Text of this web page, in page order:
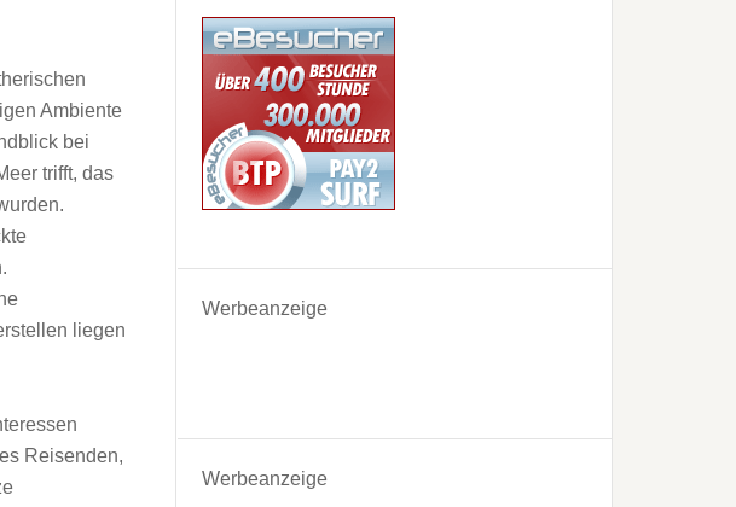
liegen
Reisenden,
Werbeanzeige
Werbeanzeige